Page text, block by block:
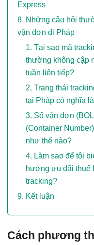
Express
Những câu hỏi
vận đơn đi Pháp
Tại sao mã
thường không cập
tuần liên tiếp?
Trạng thái
tại Pháp có nghĩa
Số vận đơn
(Container
như thế nào?
Làm sao để tôi
hưởng ưu đãi thuế
tracking?
Kết luận
Cách phương